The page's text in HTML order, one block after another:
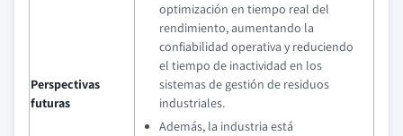
Perspectivas
futuras
optimización en tiempo real del
rendimiento, aumentando la
confiabilidad operativa y reduciendo
el tiempo de inactividad en los
sistemas de gestión de residuos
industriales.
Además, la industria está